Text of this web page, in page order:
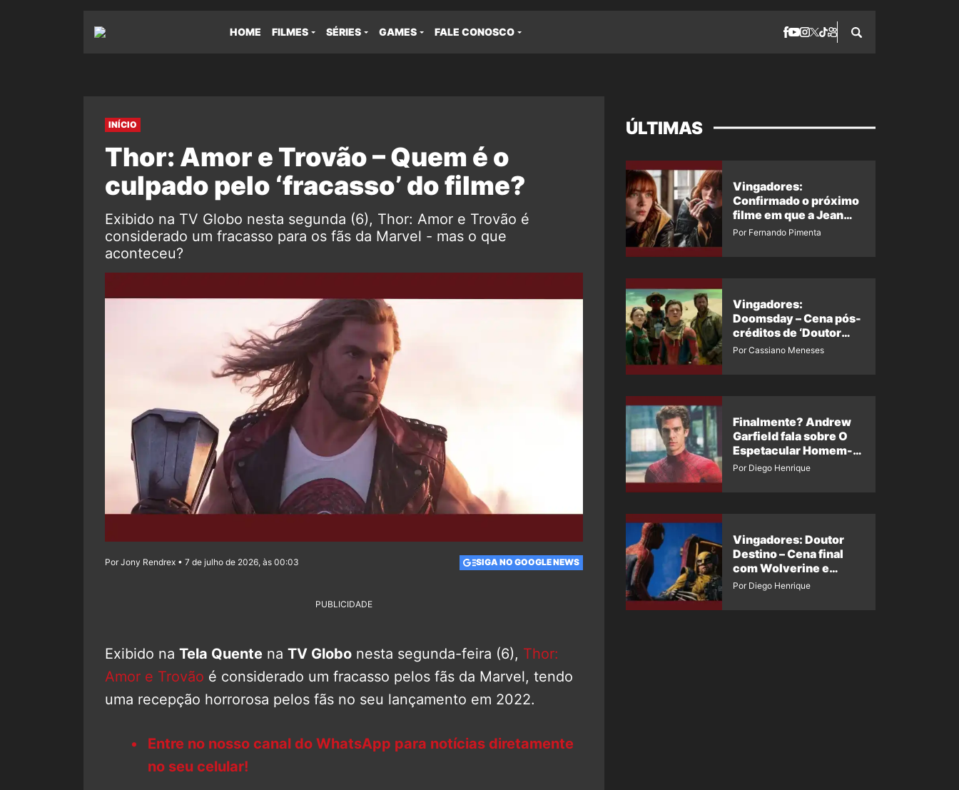
HOME FILMES SÉRIES GAMES FALE CONOSCO
INÍCIO
Thor: Amor e Trovão – Quem é o
culpado pelo ‘fracasso’ do filme?
Exibido na TV Globo nesta segunda (6), Thor: Amor e Trovão é
considerado um fracasso para os fãs da Marvel - mas o que
aconteceu?
Por Jony Rendrex • 7 de julho de 2026, às 00:03 SIGA NO GOOGLE NEWS
PUBLICIDADE
Exibido na Tela Quente na TV Globo nesta segunda-feira (6), Thor:
Amor e Trovão é considerado um fracasso pelos fãs da Marvel, tendo
uma recepção horrorosa pelos fãs no seu lançamento em 2022.
Entre no nosso canal do WhatsApp para notícias diretamente
no seu celular!
ÚLTIMAS
Vingadores:
Confirmado o próximo
filme em que a Jean
Grey irá aparecer
Por Fernando Pimenta
Vingadores:
Doomsday – Cena pós-
créditos de ‘Doutor
Destino’ é revelada
Por Cassiano Meneses
Finalmente? Andrew
Garfield fala sobre O
Espetacular Homem-
Aranha 3
Por Diego Henrique
Vingadores: Doutor
Destino – Cena final
com Wolverine e
Homem-Aranha de
Por Diego Henrique